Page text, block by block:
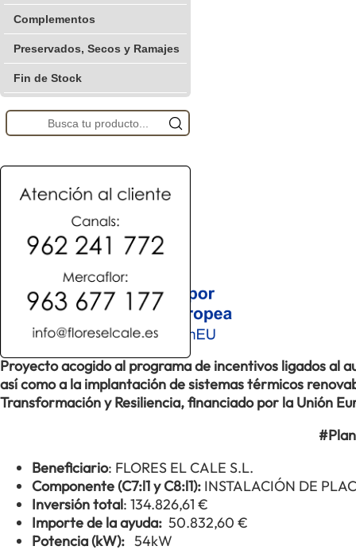
Complementos
Preservados, Secos y Ramajes
Fin de Stock
Proyecto acogido al programa de incentivos ligados al
así como a la implantación de sistemas térmicos
Transformación y Resiliencia, financiado por la Unión
Beneficiario: FLORES EL CALE S.L.
Componente (C7:l1 y C8:l1): INSTALACIÓN DE
Inversión total: 134.826,61 €
Importe de la ayuda: 50.832,60 €
Potencia (kW): 54kW